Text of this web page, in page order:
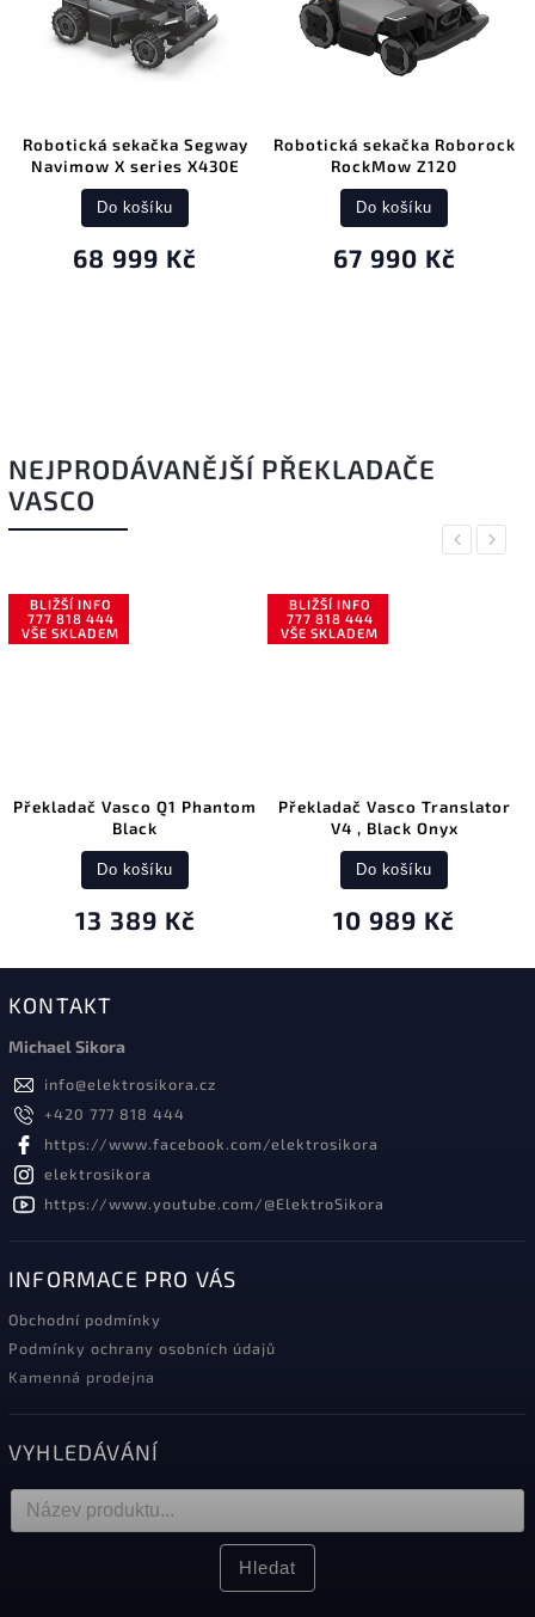
Robotická sekačka Segway
Navimow X series X430E
68 999 Kč
Do košíku
Robotická sekačka Roborock
RockMow Z120
67 990 Kč
Do košíku
NEJPRODÁVANĚJŠÍ PŘEKLADAČE
VASCO
Previous
BLIŽŠÍ INFO
777 818 444
VŠE SKLADEM
Překladač Vasco Q1 Phantom
Black
13 389 Kč
Do košíku
BLIŽŠÍ INFO
777 818 444
VŠE SKLADEM
Překladač Vasco Translator
V4 , Black Onyx
10 989 Kč
Do košíku
Next
KONTAKT
Michael Sikora
info@elektrosikora.cz
+420 777 818 444
https://www.facebook.com/elektrosikora
elektrosikora
https://www.youtube.com/@ElektroSikora
INFORMACE PRO VÁS
Obchodní podmínky
Podmínky ochrany osobních údajů
Kamenná prodejna
VYHLEDÁVÁNÍ
Hledat